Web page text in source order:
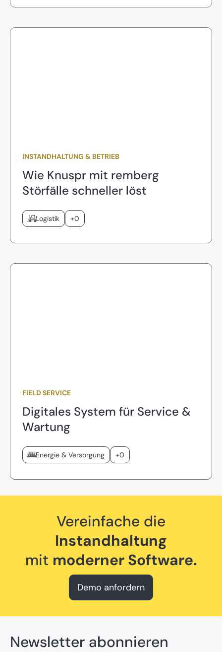
INSTANDHALTUNG & BETRIEB
Wie Knuspr mit remberg
Störfälle schneller löst
Logistik +0
FIELD SERVICE
Digitales System für Service &
Wartung
Energie & Versorgung +0
Vereinfache die
Instandhaltung
mit moderner Software.
Demo anfordern
Newsletter abonnieren